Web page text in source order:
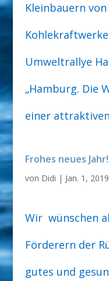
Kleinbauern
Umweltrallye
„Hamburg. Die
einer
Frohes neues Jahr!
von Didi | Jan. 1, 2019
Wir wünschen
Förderern der
gutes und